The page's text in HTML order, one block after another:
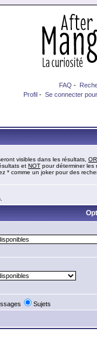
FAQ -
Profil - Se connecter
visibles dans les résultats, OR
et NOT pour déterminer les
* comme un joker pour des
Sujets